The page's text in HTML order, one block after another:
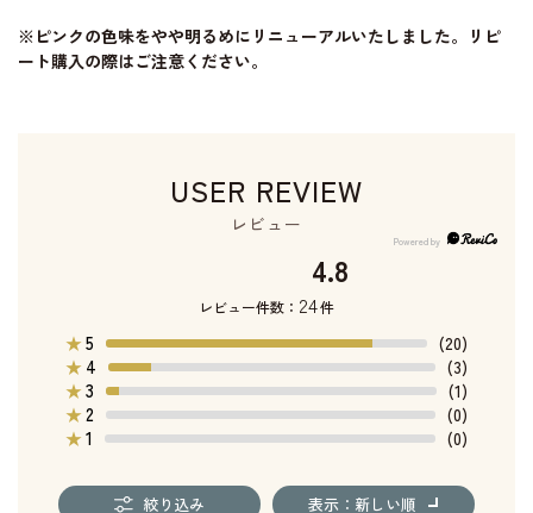
※ピンクの色味をやや明るめにリニューアルいたしました。リピ
ート購入の際はご注意ください。
USER REVIEW
レビュー
4.8
レビュー件数： 24件
★5
(20)
★ 4
(3)
★3
(1)
★2
(0)
★1 (0)
絞り込み 表示：新しい順